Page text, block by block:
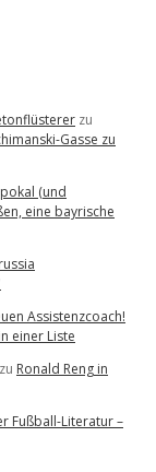
zu
Gasse zu
(und
eine bayrische
Assistenzcoach!
einer Liste
zu Ronald Reng in
Fußball-Literatur –